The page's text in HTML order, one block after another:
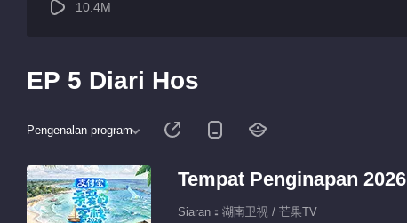
10.4M
EP 5 Diari Hos
Pengenalan program
Tempat Penginapan 2026
Siaran：湖南卫视 / 芒果TV